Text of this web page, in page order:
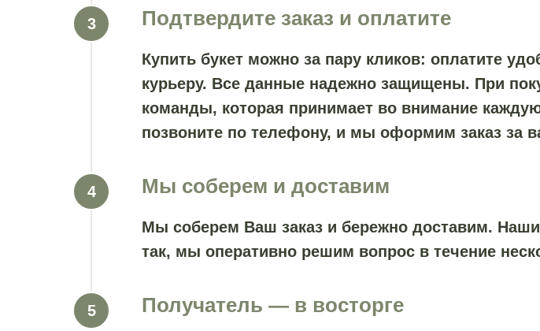
Подтвердите заказ и оплатите
Купить букет можно за пару кликов: оплатите
курьеру. Все данные надежно защищены. При
команды, которая принимает во внимание
позвоните по телефону, и мы оформим заказ за
Мы соберем и доставим
Мы соберем Ваш заказ и бережно доставим.
так, мы оперативно решим вопрос в течение
Получатель — в восторге